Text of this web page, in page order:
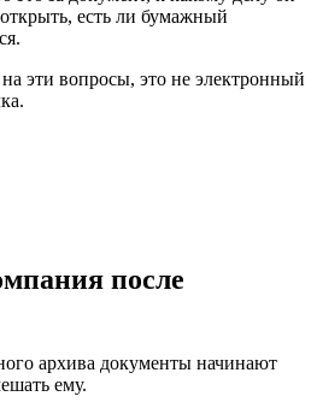
есть ли бумажный
эти вопросы, это не электронный
после
архива документы начинают
ему.